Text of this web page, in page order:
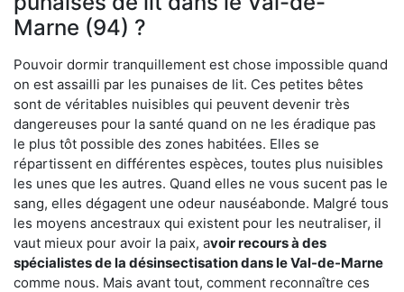
Marne (94) ?
Pouvoir dormir tranquillement est chose impossible quand
on est assailli par les punaises de lit. Ces petites bêtes
sont de véritables nuisibles qui peuvent devenir très
dangereuses pour la santé quand on ne les éradique pas
le plus tôt possible des zones habitées. Elles se
répartissent en différentes espèces, toutes plus nuisibles
les unes que les autres. Quand elles ne vous sucent pas le
sang, elles dégagent une odeur nauséabonde. Malgré tous
les moyens ancestraux qui existent pour les neutraliser, il
vaut mieux pour avoir la paix, avoir recours à des
spécialistes de la désinsectisation dans le Val-de-Marne
comme nous. Mais avant tout, comment reconnaître ces